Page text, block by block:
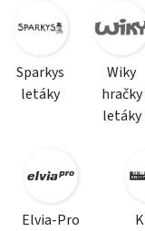
Sparkys
letáky
Wiky
hračky
letáky
Elvia-Pro